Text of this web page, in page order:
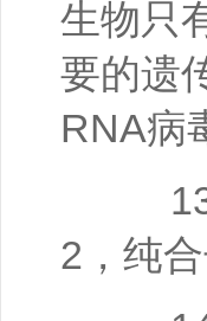
生物只
要的遗
RNA病
13.
2，纯